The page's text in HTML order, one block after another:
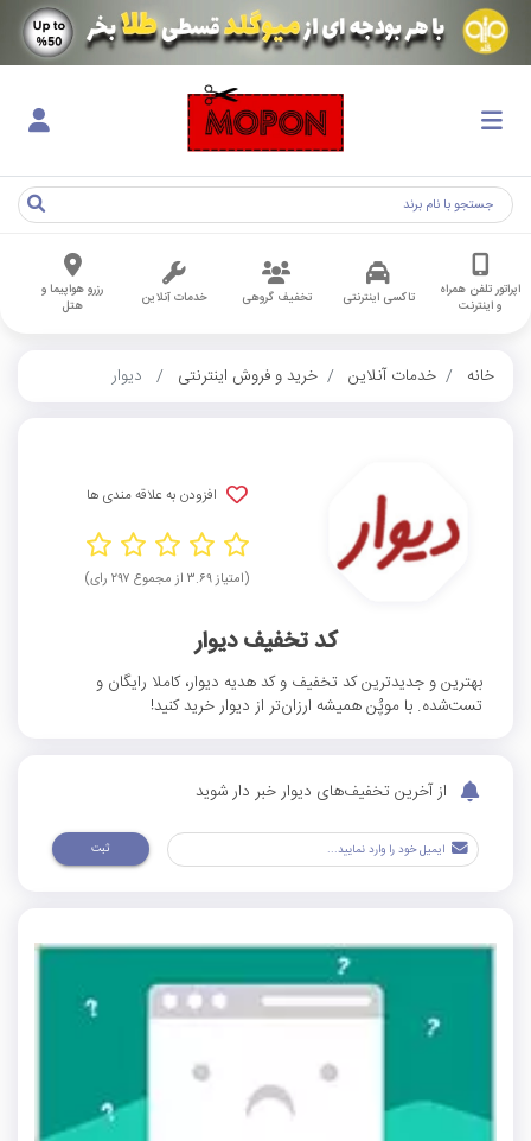
اپراتور تلفن همراه
و اینترنت
تاکسی اینترنتی تخفیف گروهی خدمات آنلاین
رزرو هواپیما و
هتل
خانه خدمات آنلاین خرید و فروش اینترنتی دیوار
افزودن به علاقه مندی ها
(امتیاز ۳.۶۹ از مجموع ۲۹۷ رای)
کد تخفیف دیوار
بهترین و جدیدترین کد تخفیف و کد هدیه دیوار، کاملا رایگان و
تست‌شده. با موپُن همیشه ارزان‌تر از دیوار خرید کنید!
از آخرین تخفیف‌های دیوار خبر دار شوید
ثبت